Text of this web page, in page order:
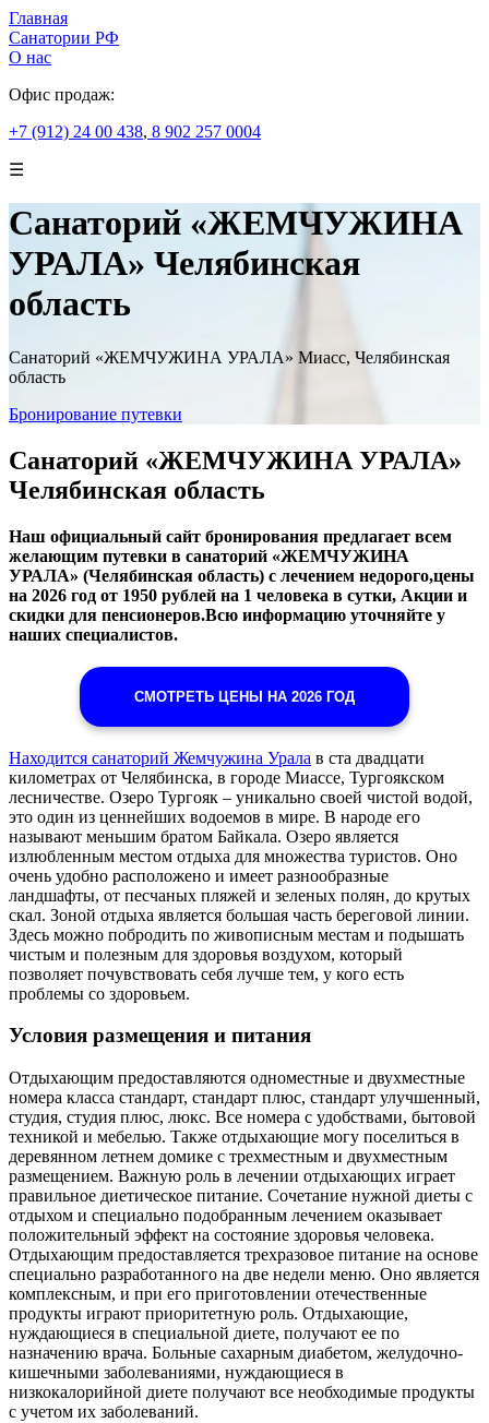
Главная
Санатории РФ
О нас
Офис продаж:
+7 (912) 24 00 438, 8 902 257 0004
☰
Санаторий «ЖЕМЧУЖИНА
УРАЛА» Челябинская
область
Санаторий «ЖЕМЧУЖИНА УРАЛА» Миасс, Челябинская
область
Бронирование путевки
Санаторий «ЖЕМЧУЖИНА УРАЛА»
Челябинская область
Наш официальный сайт бронирования предлагает всем
желающим путевки в санаторий «ЖЕМЧУЖИНА
УРАЛА» (Челябинская область) с лечением недорого,цены
на 2026 год от 1950 рублей на 1 человека в сутки, Акции и
скидки для пенсионеров.Всю информацию уточняйте у
наших специалистов.
СМОТРЕТЬ ЦЕНЫ НА 2026 ГОД
Находится санаторий Жемчужина Урала в ста двадцати
километрах от Челябинска, в городе Миассе, Тургоякском
лесничестве. Озеро Тургояк – уникально своей чистой водой,
это один из ценнейших водоемов в мире. В народе его
называют меньшим братом Байкала. Озеро является
излюбленным местом отдыха для множества туристов. Оно
очень удобно расположено и имеет разнообразные
ландшафты, от песчаных пляжей и зеленых полян, до крутых
скал. Зоной отдыха является большая часть береговой линии.
Здесь можно побродить по живописным местам и подышать
чистым и полезным для здоровья воздухом, который
позволяет почувствовать себя лучше тем, у кого есть
проблемы со здоровьем.
Условия размещения и питания
Отдыхающим предоставляются одноместные и двухместные
номера класса стандарт, стандарт плюс, стандарт улучшенный,
студия, студия плюс, люкс. Все номера с удобствами, бытовой
техникой и мебелью. Также отдыхающие могу поселиться в
деревянном летнем домике с трехместным и двухместным
размещением. Важную роль в лечении отдыхающих играет
правильное диетическое питание. Сочетание нужной диеты с
отдыхом и специально подобранным лечением оказывает
положительный эффект на состояние здоровья человека.
Отдыхающим предоставляется трехразовое питание на основе
специально разработанного на две недели меню. Оно является
комплексным, и при его приготовлении отечественные
продукты играют приоритетную роль. Отдыхающие,
нуждающиеся в специальной диете, получают ее по
назначению врача. Больные сахарным диабетом, желудочно-
кишечными заболеваниями, нуждающиеся в
низкокалорийной диете получают все необходимые продукты
с учетом их заболеваний.